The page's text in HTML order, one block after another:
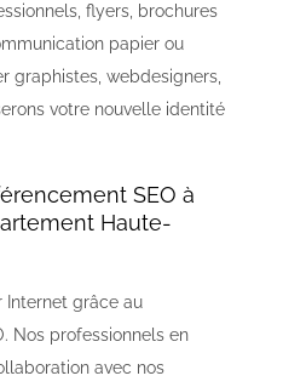
flyers, brochures
papier ou
graphistes, webdesigners,
votre nouvelle identité
SEO à
Haute-
Internet grâce au
Nos professionnels en
avec nos